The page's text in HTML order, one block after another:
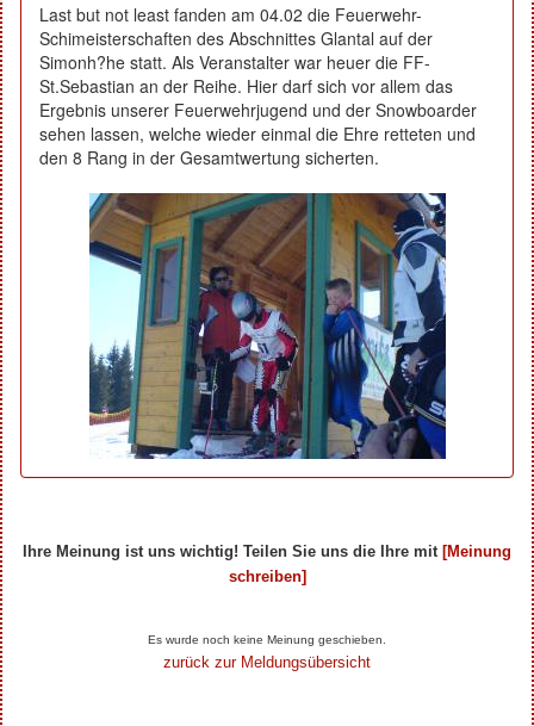
Last but not least fanden am 04.02 die Feuerwehr-
Schimeisterschaften des Abschnittes Glantal auf der
Simonh?he statt. Als Veranstalter war heuer die FF-
St.Sebastian an der Reihe. Hier darf sich vor allem das
Ergebnis unserer Feuerwehrjugend und der Snowboarder
sehen lassen, welche wieder einmal die Ehre retteten und
den 8 Rang in der Gesamtwertung sicherten.
Ihre Meinung ist uns wichtig! Teilen Sie uns die Ihre mit [Meinung
schreiben]
Es wurde noch keine Meinung geschieben.
zurück zur Meldungsübersicht